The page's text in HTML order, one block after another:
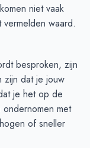
niet vaak
waard.
besproken, zijn
zijn dat je jouw
je het op de
met
of sneller